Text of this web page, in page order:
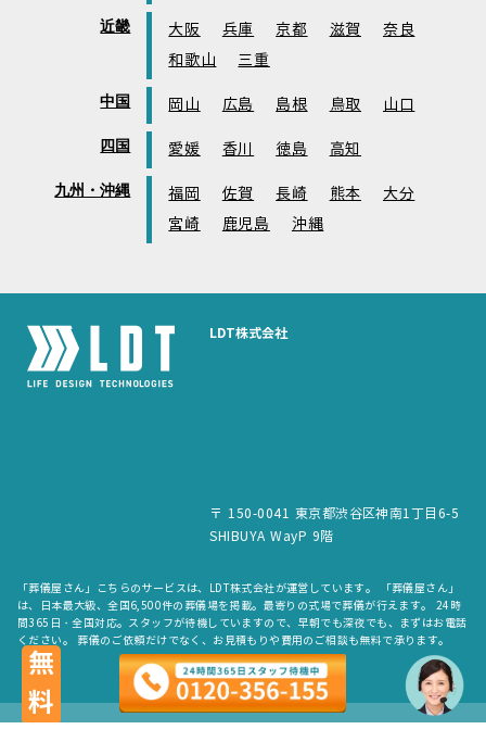
近畿 大阪 兵庫 京都 滋賀
奈良
和歌山
三重
中国 岡山 広島 島根 鳥取 山口
四国 愛媛 香川 徳島 高知
九州・沖縄 福岡 佐賀 長崎 熊本
大分
宮崎
鹿児島 沖縄
LDT株式会社
〒 150-0041 東京都渋谷区神南1丁目6-5
SHIBUYA WayP 9階
「葬儀屋さん」こちらのサービスは、LDT株式会社が運営しています。 「葬儀屋さん」
は、日本最大級、全国6,500件の葬儀場を掲載。最寄りの式場で葬儀が行えます。 24時
間365日・全国対応。スタッフが待機していますので、早朝でも深夜でも、まずはお電話
ください。 葬儀のご依頼だけでなく、お見積もりや費用のご相談も無料で承ります。
copyright © LDT.Co.Ltd. All Rights Reserved.
無料